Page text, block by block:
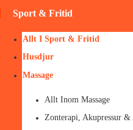
Sport & Fritid
Allt I Sport & Fritid
Husdjur
Massage
Allt Inom Massage
Zonterapi, Akupressur